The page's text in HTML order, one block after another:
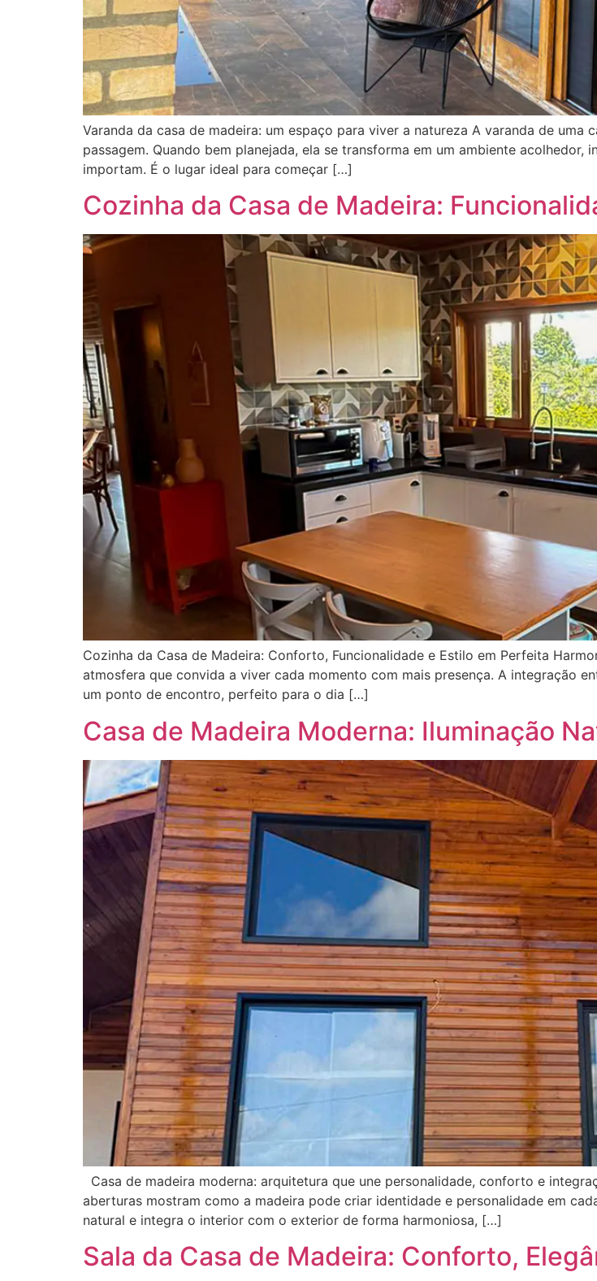
Varanda da casa de madeira: um espaço para viver a natureza A varanda de
passagem. Quando bem planejada, ela se transforma em um ambiente
importam. É o lugar ideal para começar […]
Cozinha da Casa de Madeira:
Cozinha da Casa de Madeira: Conforto, Funcionalidade e Estilo em Perfeita
atmosfera que convida a viver cada momento com mais presença. A integração
um ponto de encontro, perfeito para o dia […]
Casa de Madeira Moderna: Iluminação
Casa de madeira moderna: arquitetura que une personalidade, conforto e
aberturas mostram como a madeira pode criar identidade e personalidade em
natural e integra o interior com o exterior de forma harmoniosa, […]
Sala da Casa de Madeira: Conforto,